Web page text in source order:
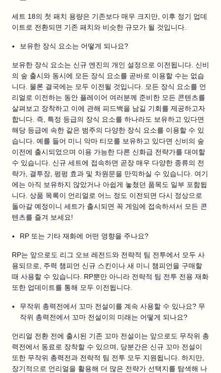
세트 18의 첫 패치 용량은 기존보다 매우 크지만, 이후 정기 업데
이트로 전환되면 기존 패치와 비슷한 규모가 될 것입니다.
보유한 장식 요소는 어떻게 되나요?
보유한 장식 요소는 신규 엔진의 개인 설정으로 이전됩니다. 신비
의 숲 출시와 동시에 모든 장식 요소를 곧바로 이용할 수는 없습
니다. 물론 결국에는 모두 이전될 것입니다. 모든 장식 요소를 언
리얼로 이전하는 동안 플레이어 여러분께 준비한 모든 콘텐츠를
살펴보고 장착하고 이에 관해 피드백을 남길 기회를 제공하고자
합니다. 즉, 특정 등급의 장식 요소를 하나라도 보유하고 있다면
해당 등급에 속한 같은 범주의 다양한 장식 요소를 이용할 수 있
습니다. 예를 들어 미니 악마 티모를 보유하고 있다면 신비의 숲
이전에 출시되었으며 이용 가능한 다른 신화급 전략가를 대여할
수 있습니다. 신규 세트에 접속하면 곧장 매우 다양한 종류의 전
략가, 결투장, 펑펑 효과 및 차원문을 만끽하실 수 있습니다. 여기
에는 아직 보유하지 않았거나 아쉽게 놓쳤던 품목도 일부 포함됩
니다. 상품 목록이 언리얼로 어느 정도 이전되면 다시 정상으로
돌아갈 예정이니 세트가 출시되면 꼭 게임에 접속하셔서 모든 콘
텐츠를 즐겨 보세요!
RP 또는 기타 재화에 어떤 영향을 주나요?
RP는 앞으로도 리그 오브 레전드와 전략적 팀 전투에서 모두 사
용되므로, 주력 챔피언 신규 스킨이나 새 미니 챔피언을 구매할
때 사용할 수 있습니다. RP뿐만 아니라 전략적 팀 전투 전용 재화
또한 업데이트를 통해 모두 이전됩니다.
무작위 총력전에서 꼬마 전설이를 계속 사용할 수 있나요? 무
작위 총력전에서 꼬마 전설이의 미래는 어떻게 되나요?
언리얼 전환 전에 출시된 기존 꼬마 전설이는 앞으로도 무작위 총
력전에서 동료로 장착할 수 있으며, 당분간은 신규 꼬마 전설이
또한 무작위 총력전과 전략적 팀 전투 모두 지원됩니다. 하지만,
장기적으로 언리얼을 활용해 더 많은 전략가 선택지를 탐색해 나